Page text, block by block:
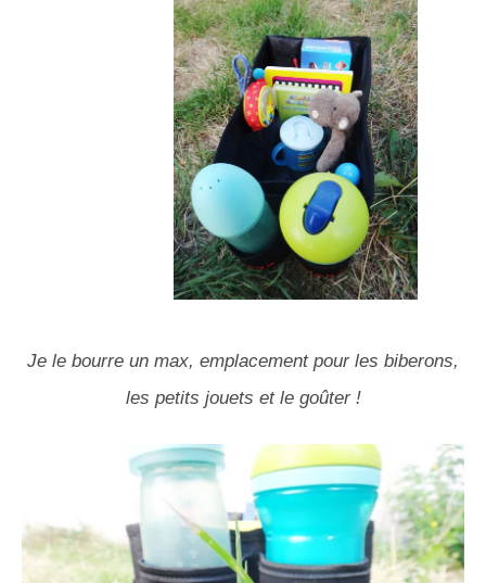
Je le bourre un max, emplacement pour les biberons,
les petits jouets et le goûter !